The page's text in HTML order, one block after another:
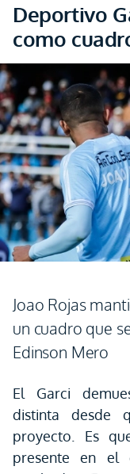
Deportivo
como
Joao Rojas
un cuadro que
Edinson Mero
El Garci
distinta desde
proyecto. Es
presente en el